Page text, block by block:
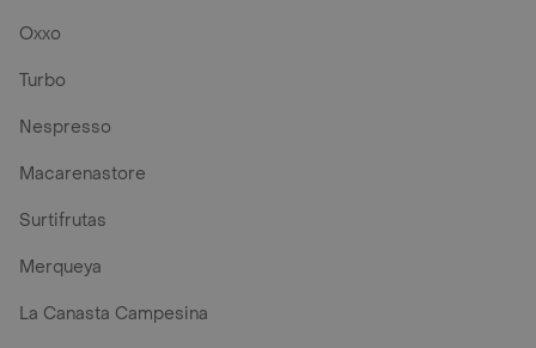
Oxxo
Turbo
Nespresso
Macarenastore
Surtifrutas
Merqueya
La Canasta Campesina